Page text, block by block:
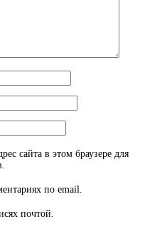
сайта в этом браузере для
по email.
почтой.